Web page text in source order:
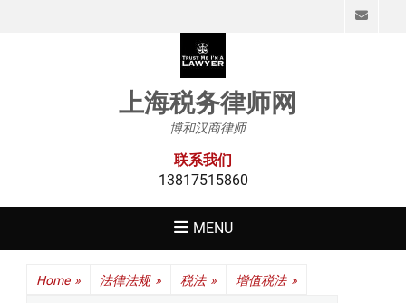
上海税务律师网
博和汉商律师
联系我们
13817515860
MENU
Home » 法律法规 » 税法 » 增值税法 »